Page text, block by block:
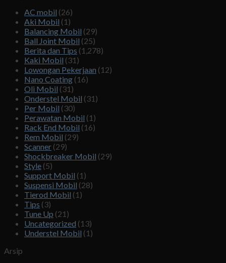
AC mobil (26)
Aki Mobil (1)
Balancing Mobil (29)
Ball Joint Mobil (25)
Berita dan Tips (1,278)
Kaki Mobil (31)
Lowongan Pekerjaan (12)
Nano Coating (16)
Oli Mobil (31)
Onderstel Mobil (31)
Per Mobil (30)
Perawatan Mobil (1)
Rack End Mobil (16)
Rem Mobil (29)
Scanner (29)
Shockbreaker Mobil (29)
Style (5)
Support Mobil (1)
Suspensi Mobil (28)
Tierod Mobil (1)
Tips (3)
Tune Up (21)
Uncategorized (13)
Understel Mobil (1)
Arsip